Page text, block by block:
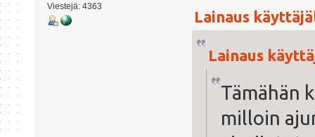
Viestejä: 4363
Lainaus
Lainaus
Tämähän
milloin